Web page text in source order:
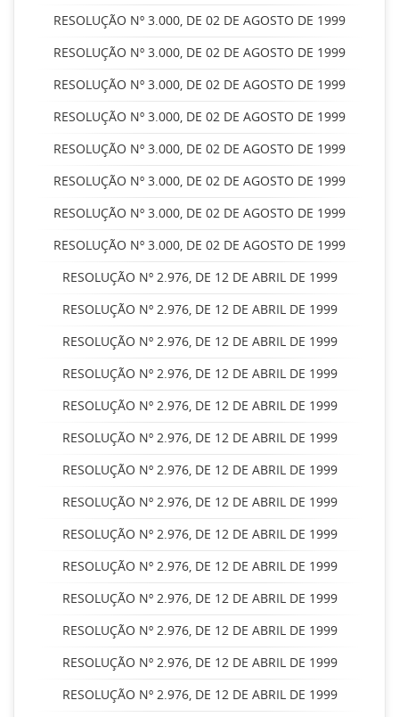
RESOLUÇÃO Nº 3.000, DE 02 DE AGOSTO DE 1999
RESOLUÇÃO Nº 3.000, DE 02 DE AGOSTO DE 1999
RESOLUÇÃO Nº 3.000, DE 02 DE AGOSTO DE 1999
RESOLUÇÃO Nº 3.000, DE 02 DE AGOSTO DE 1999
RESOLUÇÃO Nº 3.000, DE 02 DE AGOSTO DE 1999
RESOLUÇÃO Nº 3.000, DE 02 DE AGOSTO DE 1999
RESOLUÇÃO Nº 3.000, DE 02 DE AGOSTO DE 1999
RESOLUÇÃO Nº 3.000, DE 02 DE AGOSTO DE 1999
RESOLUÇÃO Nº 2.976, DE 12 DE ABRIL DE 1999
RESOLUÇÃO Nº 2.976, DE 12 DE ABRIL DE 1999
RESOLUÇÃO Nº 2.976, DE 12 DE ABRIL DE 1999
RESOLUÇÃO Nº 2.976, DE 12 DE ABRIL DE 1999
RESOLUÇÃO Nº 2.976, DE 12 DE ABRIL DE 1999
RESOLUÇÃO Nº 2.976, DE 12 DE ABRIL DE 1999
RESOLUÇÃO Nº 2.976, DE 12 DE ABRIL DE 1999
RESOLUÇÃO Nº 2.976, DE 12 DE ABRIL DE 1999
RESOLUÇÃO Nº 2.976, DE 12 DE ABRIL DE 1999
RESOLUÇÃO Nº 2.976, DE 12 DE ABRIL DE 1999
RESOLUÇÃO Nº 2.976, DE 12 DE ABRIL DE 1999
RESOLUÇÃO Nº 2.976, DE 12 DE ABRIL DE 1999
RESOLUÇÃO Nº 2.976, DE 12 DE ABRIL DE 1999
RESOLUÇÃO Nº 2.976, DE 12 DE ABRIL DE 1999